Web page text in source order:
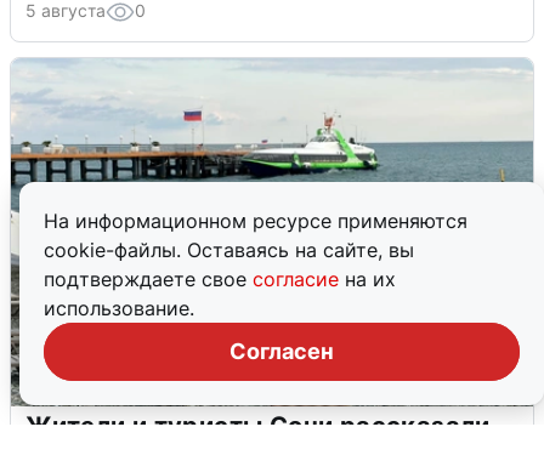
На информационном ресурсе применяются
cookie-файлы. Оставаясь на сайте, вы
подтверждаете свое согласие на их
использование.
Согласен
5 августа 0
Жители и туристы Сочи рассказали